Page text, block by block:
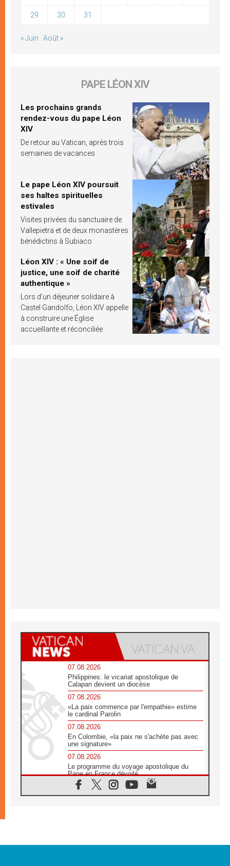
29 30 31
« Juin Août »
PAPE LÉON XIV
Les prochains grands
rendez-vous du pape Léon
XIV
De retour au Vatican, après trois
semaines de vacances
Le pape Léon XIV poursuit
ses haltes spirituelles
estivales
Visites privées du sanctuaire de
Vallepietra et de deux monastères
bénédictins à Subiaco
Léon XIV : « Une soif de
justice, une soif de charité
authentique »
Lors d’un déjeuner solidaire à
Castel Gandolfo, Léon XIV appelle
à construire une Église
accueillante et réconciliée
07.08.2026
Philippines: le vicariat apostolique de
Calapan devient un diocèse
07.08.2026
«La paix commence par l'empathie» estime
le cardinal Parolin
07.08.2026
En Colombie, «la paix ne s'achète pas avec
une signature»
07.08.2026
Le programme du voyage apostolique du
Pape en France dévoilé
07.08.2026
1ère Conférence continentale sur l'éducation
07.08.2026